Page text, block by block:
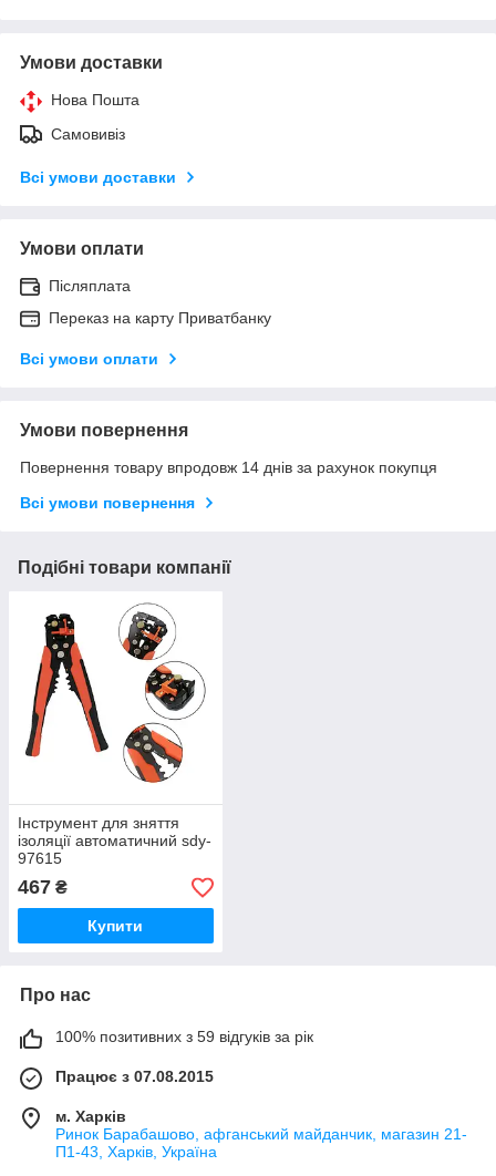
Умови доставки
Нова Пошта
Самовивіз
Всі умови доставки
Умови оплати
Післяплата
Переказ на карту Приватбанку
Всі умови оплати
Умови повернення
Повернення товару впродовж 14 днів за рахунок покупця
Всі умови повернення
Подібні товари компанії
Інструмент для зняття
ізоляції автоматичний sdy-
97615
467 ₴
Купити
Про нас
100% позитивних з 59 відгуків за рік
Працює з 07.08.2015
м. Харків
Ринок Барабашово, афганський майданчик, магазин 21-
П1-43, Харків, Україна